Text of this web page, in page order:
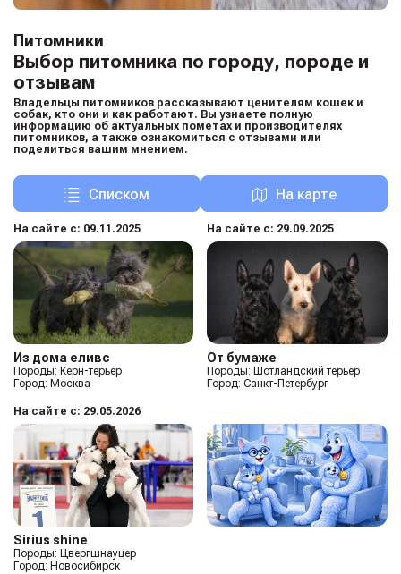
Питомники
Выбор питомника по городу, породе и
отзывам
Владельцы питомников рассказывают ценителям кошек и
собак, кто они и как работают. Вы узнаете полную
информацию об актуальных пометах и производителях
питомников, а также ознакомиться с отзывами или
поделиться вашим мнением.
Списком На карте
На сайте с: 09.11.2025
Из дома еливс
Породы: Керн-терьер
Город: Москва
На сайте с: 29.09.2025
От бумаже
Породы: Шотландский терьер
Город: Санкт-Петербург
На сайте с: 29.05.2026
Sirius shine
Породы: Цвергшнауцер
Город: Новосибирск